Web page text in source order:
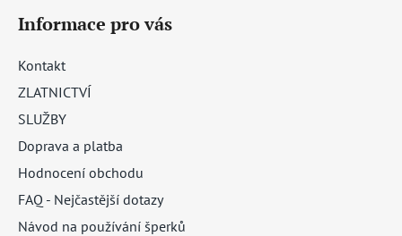
Informace pro vás
Kontakt
ZLATNICTVÍ
SLUŽBY
Doprava a platba
Hodnocení obchodu
FAQ - Nejčastější dotazy
Návod na používání šperků